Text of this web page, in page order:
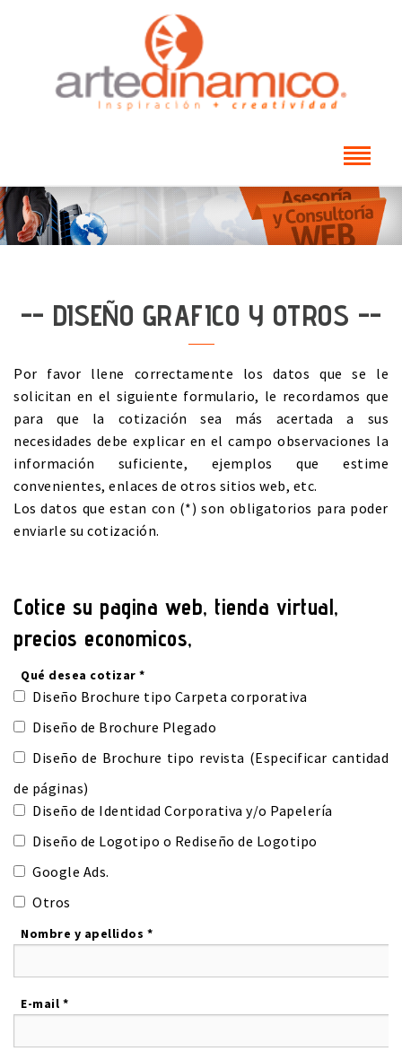
-- DISEÑO GRAFICO Y OTROS --
Por favor llene correctamente los datos que se le
solicitan en el siguiente formulario, le recordamos que
para que la cotización sea más acertada a sus
necesidades debe explicar en el campo observaciones la
información suficiente, ejemplos que estime
convenientes, enlaces de otros sitios web, etc.
Los datos que estan con (*) son obligatorios para poder
enviarle su cotización.
Cotice su pagina web, tienda virtual,
precios economicos,
Qué desea cotizar *
Diseño Brochure tipo Carpeta corporativa
Diseño de Brochure Plegado
Diseño de Brochure tipo revista (Especificar cantidad
de páginas)
Diseño de Identidad Corporativa y/o Papelería
Diseño de Logotipo o Rediseño de Logotipo
Google Ads.
Otros
Nombre y apellidos *
E-mail *